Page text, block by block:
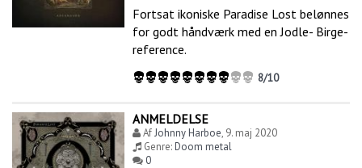
Fortsat ikoniske Paradise Lost belønnes
for godt håndværk med en Jodle- Birge-
reference.
8/10
ANMELDELSE
AfJohnny Harboe, 9. maj 2020
Genre:Doom metal
0